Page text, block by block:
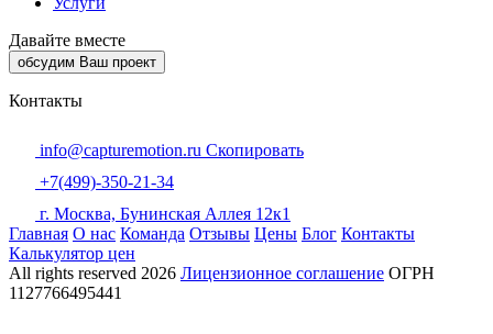
Давайте вместе
обсудим Ваш проект
Контакты
info@capturemotion.ru Скопировать
+7(499)-350-21-34
г. Москва, Бунинская Аллея 12к1
Главная О нас Команда Отзывы Цены Блог Контакты
Калькулятор цен
All rights reserved 2026 Лицензионное соглашение ОГРН
1127766495441